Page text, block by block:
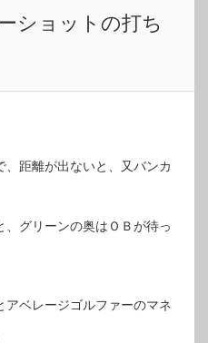
ショットの打ち
距離が出ないと、又バンカ
グリーンの奥はＯＢが待っ
アベレージゴルファーのマネ